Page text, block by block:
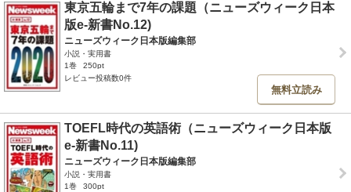
東京五輪まで7年の課題（ニューズウィーク日本
版e-新書No.12)
ニューズウィーク日本版編集部
小説・実用書
1巻
250pt
レビュー投稿数0件
無料立読み
TOEFL時代の英語術（ニューズウィーク日本版
e-新書No.11)
ニューズウィーク日本版編集部
小説・実用書
1巻
300pt